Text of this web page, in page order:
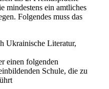
mindestens ein amtliches
Folgendes muss das
Ukrainische Literatur,
einen folgenden
Schule, die zu